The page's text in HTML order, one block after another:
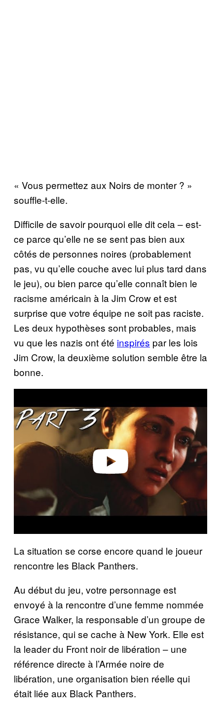
« Vous permettez aux Noirs de monter ? »
souffle-t-elle.
Difficile de savoir pourquoi elle dit cela – est-
ce parce qu’elle ne se sent pas bien aux
côtés de personnes noires (probablement
pas, vu qu’elle couche avec lui plus tard dans
le jeu), ou bien parce qu’elle connaît bien le
racisme américain à la Jim Crow et est
surprise que votre équipe ne soit pas raciste.
Les deux hypothèses sont probables, mais
vu que les nazis ont été inspirés par les lois
Jim Crow, la deuxième solution semble être la
bonne.
a
v
o
La situation se corse encore quand le joueur
rencontre les Black Panthers.
Au début du jeu, votre personnage est
envoyé à la rencontre d’une femme nommée
Grace Walker, la responsable d’un groupe de
résistance, qui se cache à New York. Elle est
la leader du Front noir de libération – une
référence directe à l’Armée noire de
libération, une organisation bien réelle qui
était liée aux Black Panthers.